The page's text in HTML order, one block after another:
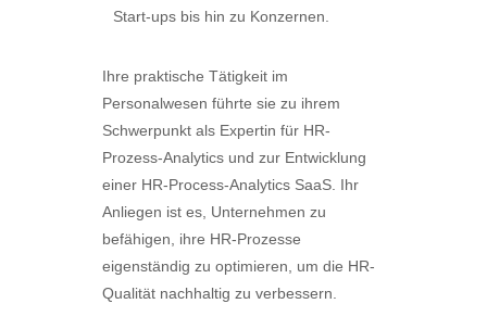
Start-ups bis hin zu Konzernen.
Ihre praktische Tätigkeit im
Personalwesen führte sie zu ihrem
Schwerpunkt als Expertin für HR-
Prozess-Analytics und zur Entwicklung
einer HR-Process-Analytics SaaS. Ihr
Anliegen ist es, Unternehmen zu
befähigen, ihre HR-Prozesse
eigenständig zu optimieren, um die HR-
Qualität nachhaltig zu verbessern.